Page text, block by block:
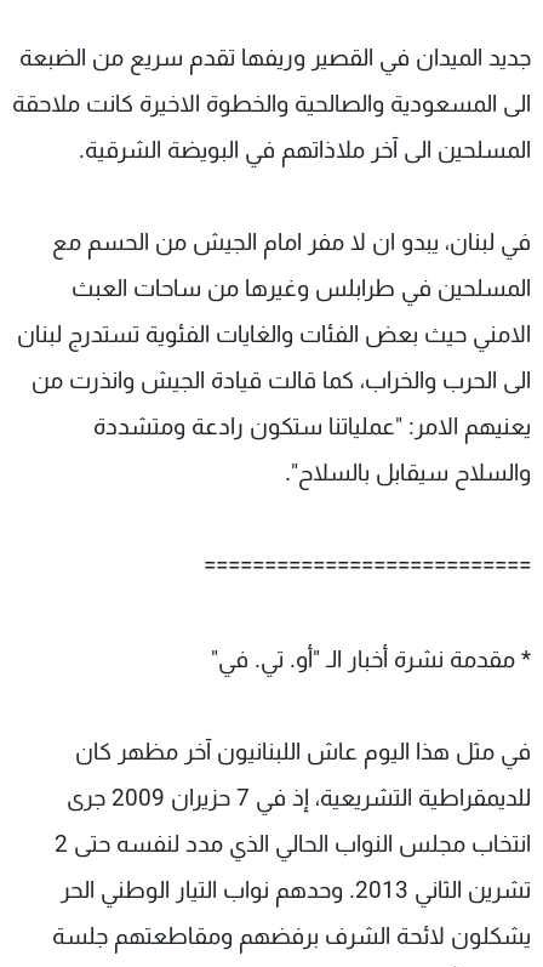
جديد الميدان في القصير وريفها تقدم سريع من الضبعة
الى المسعودية والصالحية والخطوة الاخيرة كانت ملاحقة
المسلحين الى آخر ملاذاتهم في البويضة الشرقية.
في لبنان، يبدو ان لا مفر امام الجيش من الحسم مع
المسلحين في طرابلس وغيرها من ساحات العبث
الامني حيث بعض الفئات والغايات الفئوية تستدرج لبنان
الى الحرب والخراب، كما قالت قيادة الجيش وانذرت من
يعنيهم الامر: "عملياتنا ستكون رادعة ومتشددة
والسلاح سيقابل بالسلاح".
===========================
* مقدمة نشرة أخبار الـ "أو. تي. في"
في مثل هذا اليوم عاش اللبنانيون آخر مظهر كان
للديمقراطية التشريعية، إذ في 7 حزيران 2009 جرى
انتخاب مجلس النواب الحالي الذي مدد لنفسه حتى 2
تشرين الثاني 2013. وحدهم نواب التيار الوطني الحر
يشكلون لائحة الشرف برفضهم ومقاطعتهم جلسة